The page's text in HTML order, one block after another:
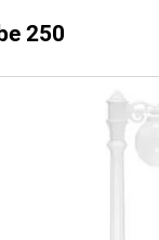
250